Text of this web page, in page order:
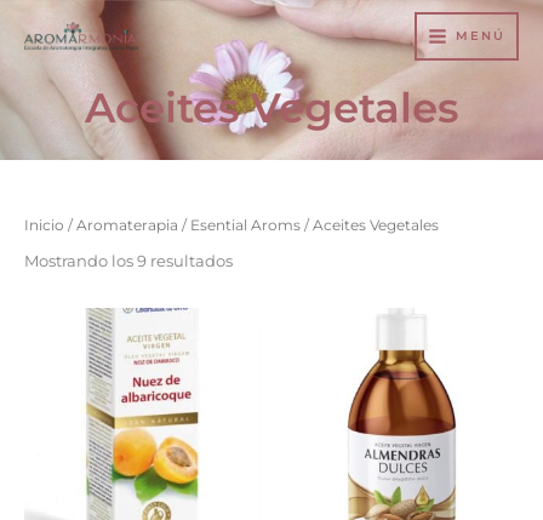
MENÚ
Aceites Vegetales
Inicio / Aromaterapia / Esential Aroms / Aceites Vegetales
Mostrando los 9 resultados